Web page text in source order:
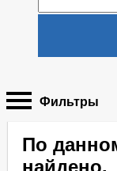
Фильтры
По
найдено.